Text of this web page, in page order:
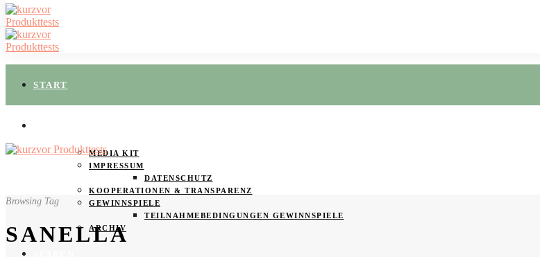
START
MEDIA KIT
IMPRESSUM
DATENSCHUTZ
KOOPERATIONEN & TRANSPARENZ
GEWINNSPIELE
TEILNAHMEBEDINGUNGEN GEWINNSPIELE
ARCHIV
Browsing Tag
SANELLA